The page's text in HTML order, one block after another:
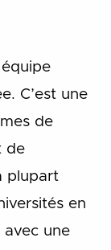
C’est une
de
de
plupart
en
une